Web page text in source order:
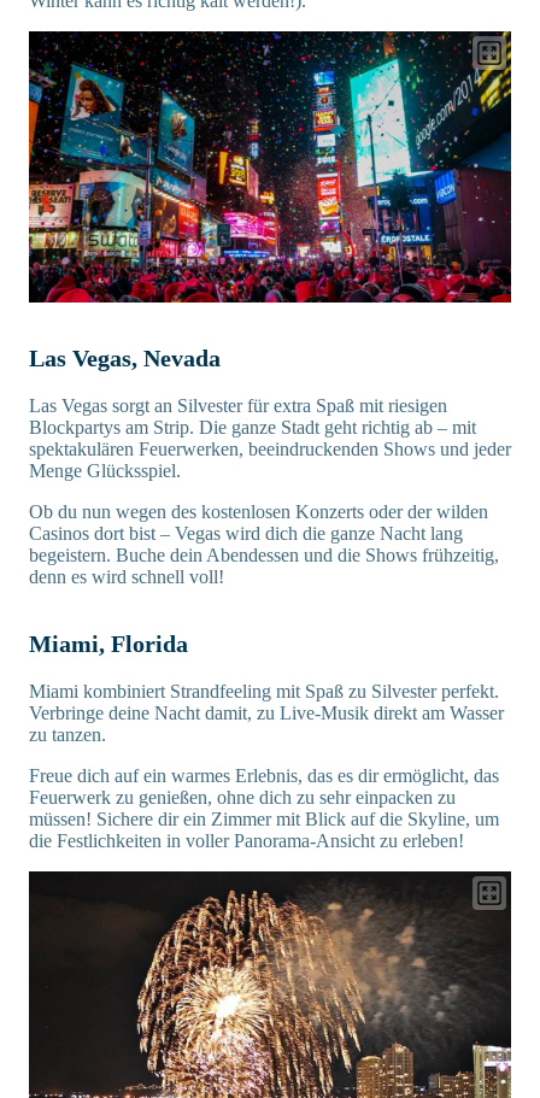
Las Vegas, Nevada
Las Vegas sorgt an Silvester für extra Spaß mit riesigen
Blockpartys am Strip. Die ganze Stadt geht richtig ab – mit
spektakulären Feuerwerken, beeindruckenden Shows und jeder
Menge Glücksspiel.
Ob du nun wegen des kostenlosen Konzerts oder der wilden
Casinos dort bist – Vegas wird dich die ganze Nacht lang
begeistern. Buche dein Abendessen und die Shows frühzeitig,
denn es wird schnell voll!
Miami, Florida
Miami kombiniert Strandfeeling mit Spaß zu Silvester perfekt.
Verbringe deine Nacht damit, zu Live-Musik direkt am Wasser
zu tanzen.
Freue dich auf ein warmes Erlebnis, das es dir ermöglicht, das
Feuerwerk zu genießen, ohne dich zu sehr einpacken zu
müssen! Sichere dir ein Zimmer mit Blick auf die Skyline, um
die Festlichkeiten in voller Panorama-Ansicht zu erleben!